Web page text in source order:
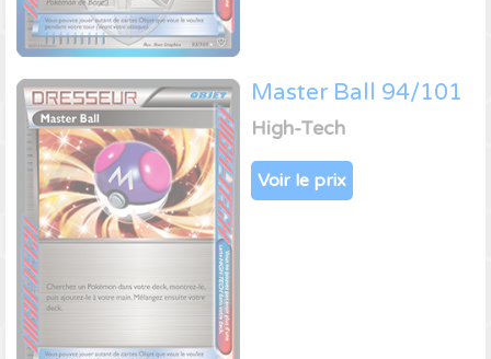
Master Ball 94/101
High-Tech
Voir le prix